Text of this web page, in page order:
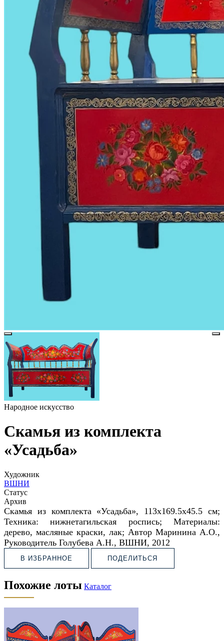
Народное искусство
Скамья из комплекта
«Усадьба»
Художник
ВШНИ
Статус
Архив
Скамья из комплекта «Усадьба», 113х169.5х45.5 см;
Техника: нижнетагильская роспись; Материалы:
дерево, масляные краски, лак; Автор Маринина А.О.,
Руководитель Голубева А.Н., ВШНИ, 2012
В ИЗБРАННОЕ ПОДЕЛИТЬСЯ
Похожие лоты Каталог